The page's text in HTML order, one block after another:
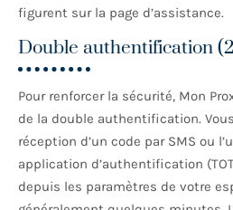
figurent sur la page d’assistance.
Double authentification
Pour renforcer la sécurité, Mon
de la double authentification.
réception d’un code par SMS ou
application d’authentification
depuis les paramètres de votre